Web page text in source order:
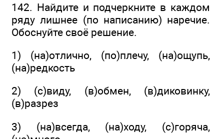
142. Найдите и подчеркните в каждом
ряду лишнее (по написанию) наречие.
Обоснуйте своё решение.
1) (на)отлично, (по)плечу, (на)ощупь,
(на)редкость
2) (с)виду, (в)обмен, (в)диковинку,
(в)разрез
3) (на)всегда, (на)ходу, (с)горяча,